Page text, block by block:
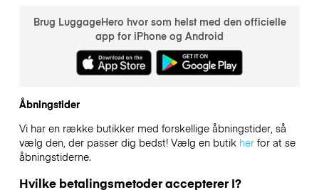
Brug LuggageHero hvor som helst med den officielle
app for iPhone og Android
Åbningstider
Vi har en række butikker med forskellige åbningstider, så
vælg den, der passer dig bedst! Vælg en butik herfor at se
åbningstiderne.
Hvilke betalingsmetoder accepterer I?